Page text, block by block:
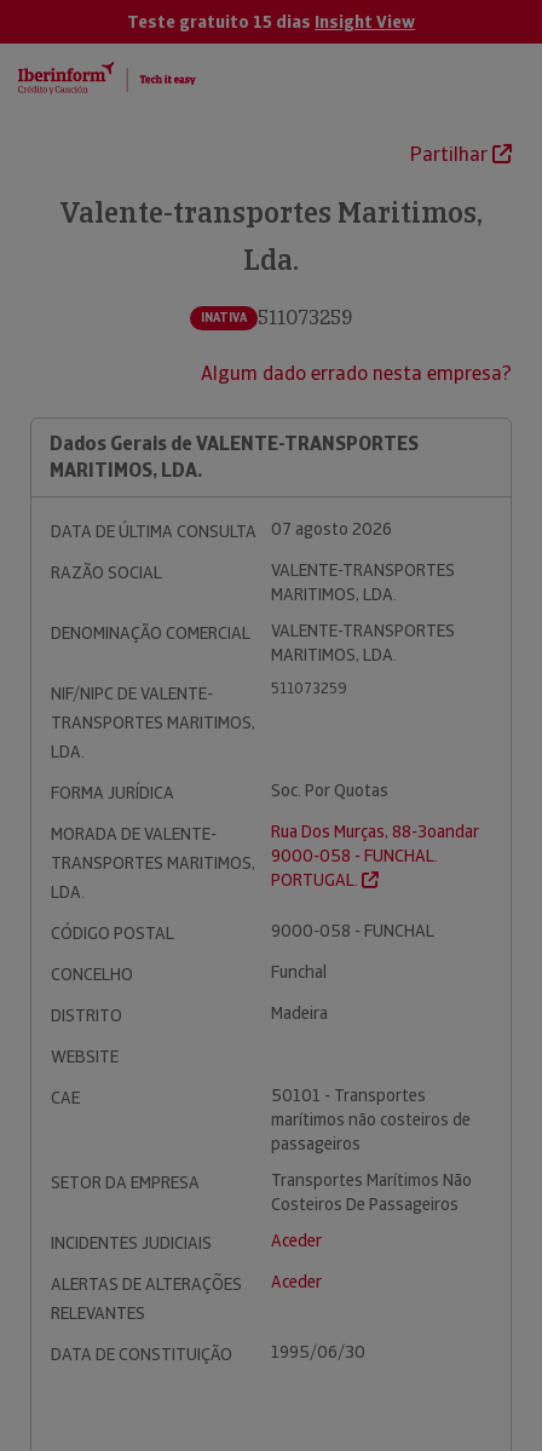
Teste gratuito 15 dias Insight View
Partilhar
Valente-transportes Maritimos,
Lda.
INATIVA 511073259
Algum dado errado nesta empresa?
Dados Gerais de VALENTE-TRANSPORTES
MARITIMOS, LDA.
DATA DE ÚLTIMA CONSULTA
07 agosto 2026
RAZÃO SOCIAL
VALENTE-TRANSPORTES
MARITIMOS, LDA.
DENOMINAÇÃO COMERCIAL
VALENTE-TRANSPORTES
MARITIMOS, LDA.
NIF/NIPC DE VALENTE-
TRANSPORTES MARITIMOS,
LDA.
511073259
FORMA JURÍDICA
Soc. Por Quotas
MORADA DE VALENTE-
TRANSPORTES MARITIMOS,
LDA.
Rua Dos Murças, 88-3oandar
9000-058 - FUNCHAL.
PORTUGAL.
CÓDIGO POSTAL
9000-058 - FUNCHAL
CONCELHO
Funchal
DISTRITO
Madeira
WEBSITE
CAE
50101 - Transportes
marítimos não costeiros de
passageiros
SETOR DA EMPRESA
Transportes Marítimos Não
Costeiros De Passageiros
INCIDENTES JUDICIAIS
Aceder
ALERTAS DE ALTERAÇÕES
RELEVANTES
Aceder
DATA DE CONSTITUIÇÃO 1995/06/30